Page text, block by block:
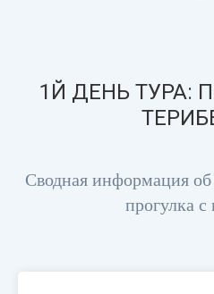
1Й ДЕНЬ ТУРА:
Сводная информация
прогулка